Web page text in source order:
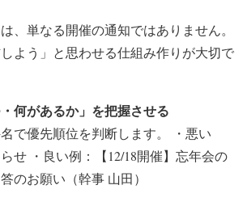
、単なる開催の通知ではありません。
よう」と思わせる仕組み作りが大切で
何があるか」を把握させる
で優先順位を判断します。 ・悪い
せ ・良い例：【12/18開催】忘年会の
のお願い（幹事 山田）